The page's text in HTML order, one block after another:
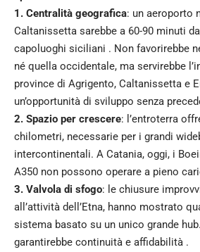
1. Centralità geografica: un aeroporto
Caltanissetta sarebbe a 60-90 minuti
capoluoghi siciliani . Non favorirebbe
né quella occidentale, ma servirebbe
province di Agrigento, Caltanissetta e
un’opportunità di sviluppo senza
2. Spazio per crescere: l’entroterra
chilometri, necessarie per i grandi
intercontinentali. A Catania, oggi, i
A350 non possono operare a pieno
3. Valvola di sfogo: le chiusure
all’attività dell’Etna, hanno mostrato
sistema basato su un unico grande
garantirebbe continuità e affidabilità .